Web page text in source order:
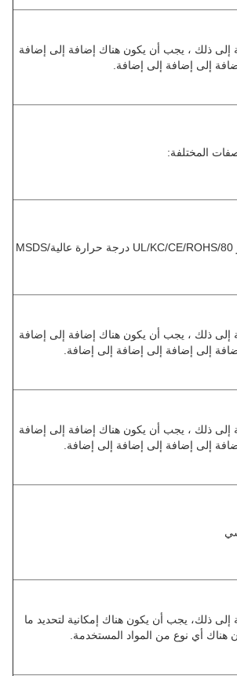
إلى ذلك ، يجب أن يكون هناك إضافة إلى إضافة
إلى إضافة إلى إضافة.
المختلفة:
إلى ذلك ، يجب أن يكون هناك إضافة إلى إضافة
إلى إضافة إلى إضافة إلى إضافة.
إلى ذلك ، يجب أن يكون هناك إضافة إلى إضافة
إلى إضافة إلى إضافة إلى إضافة.
إلى ذلك، يجب أن يكون هناك إمكانية لتحديد ما
هناك أي نوع من المواد المستخدمة.